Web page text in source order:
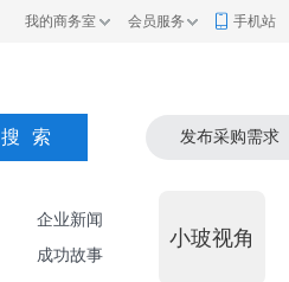
我的商务室 会员服务 手机站
搜索 发布采购需求
企业新闻
成功故事
小玻视角